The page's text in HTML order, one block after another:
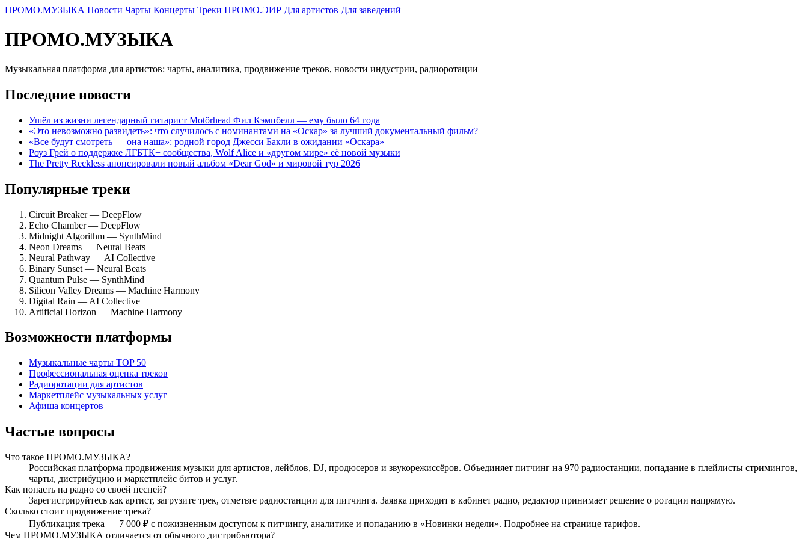
ПРОМО.МУЗЫКА Новости Чарты Концерты Треки ПРОМО.ЭИР Для артистов Для заведений
ПРОМО.МУЗЫКА
Музыкальная платформа для артистов: чарты, аналитика, продвижение треков, новости индустрии, радиоротации
Последние новости
Ушёл из жизни легендарный гитарист Motörhead Фил Кэмпбелл — ему было 64 года
«Это невозможно развидеть»: что случилось с номинантами на «Оскар» за лучший документальный фильм?
«Все будут смотреть — она наша»: родной город Джесси Бакли в ожидании «Оскара»
Роуз Грей о поддержке ЛГБТК+ сообщества, Wolf Alice и «другом мире» её новой музыки
The Pretty Reckless анонсировали новый альбом «Dear God» и мировой тур 2026
Популярные треки
Circuit Breaker — DeepFlow
Echo Chamber — DeepFlow
Midnight Algorithm — SynthMind
Neon Dreams — Neural Beats
Neural Pathway — AI Collective
Binary Sunset — Neural Beats
Quantum Pulse — SynthMind
Silicon Valley Dreams — Machine Harmony
Digital Rain — AI Collective
Artificial Horizon — Machine Harmony
Возможности платформы
Музыкальные чарты TOP 50
Профессиональная оценка треков
Радиоротации для артистов
Маркетплейс музыкальных услуг
Афиша концертов
Частые вопросы
Что такое ПРОМО.МУЗЫКА?
Российская платформа продвижения музыки для артистов, лейблов, DJ, продюсеров и звукорежиссёров. Объединяет питчинг на 970 радиостанции, попадание в плейлисты стримингов,
чарты, дистрибуцию и маркетплейс битов и услуг.
Как попасть на радио со своей песней?
Зарегистрируйтесь как артист, загрузите трек, отметьте радиостанции для питчинга. Заявка приходит в кабинет радио, редактор принимает решение о ротации напрямую.
Сколько стоит продвижение трека?
Публикация трека — 7 000 ₽ с пожизненным доступом к питчингу, аналитике и попаданию в «Новинки недели». Подробнее на странице тарифов.
Чем ПРОМО.МУЗЫКА отличается от обычного дистрибьютора?